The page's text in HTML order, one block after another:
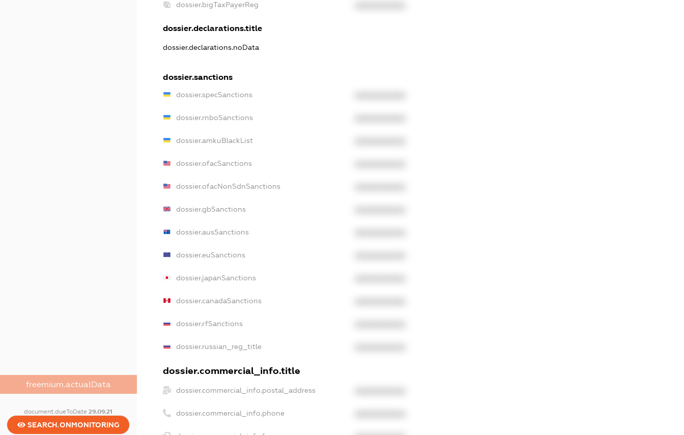
freemium.actualData
document.dueToDate29.09.21
SEARCH.ONMONITORING
dossier.bigTaxPayerReg
dossier.declarations.title
dossier.declarations.noData
dossier.sanctions
dossier.specSanctions
dossier.rnboSanctions
dossier.amkuBlackList
dossier.ofacSanctions
dossier.ofacNonSdnSanctions
dossier.gbSanctions
dossier.ausSanctions
dossier.euSanctions
dossier.japanSanctions
dossier.canadaSanctions
dossier.rfSanctions
dossier.russian_reg_title
dossier.commercial_info.title
dossier.commercial_info.postal_address
dossier.commercial_info.phone